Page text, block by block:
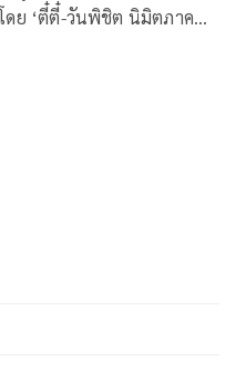
ดย ‘ตี๋ตี๋-วันพิชิต นิมิตภาค